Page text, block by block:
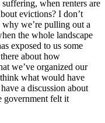
when renters are
evictions? I don’t
we’re pulling out a
the whole landscape
exposed to us some
about how
we’ve organized our
think what would have
a discussion about
government felt it